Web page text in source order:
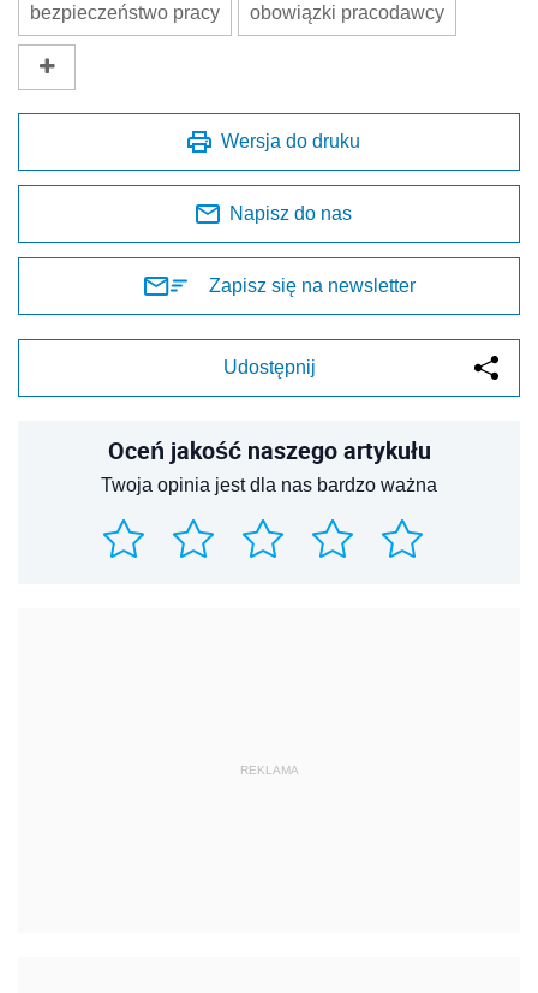
bezpieczeństwo pracy obowiązki pracodawcy
Wersja do druku
Napisz do nas
Zapisz się na newsletter
Udostępnij
Oceń jakość naszego artykułu
Twoja opinia jest dla nas bardzo ważna
REKLAMA